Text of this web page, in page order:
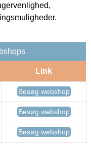
Link
Besøg webshop
Besøg webshop
Besøg webshop